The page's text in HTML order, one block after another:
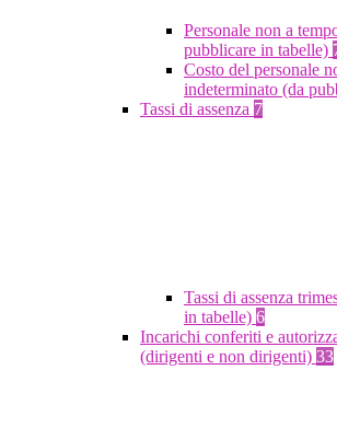
Personale non a
pubblicare in tabelle)
Costo del personale
indeterminato (da
Tassi di assenza 7
Tassi di assenza
in tabelle) 6
Incarichi conferiti e
(dirigenti e non dirigenti) 33